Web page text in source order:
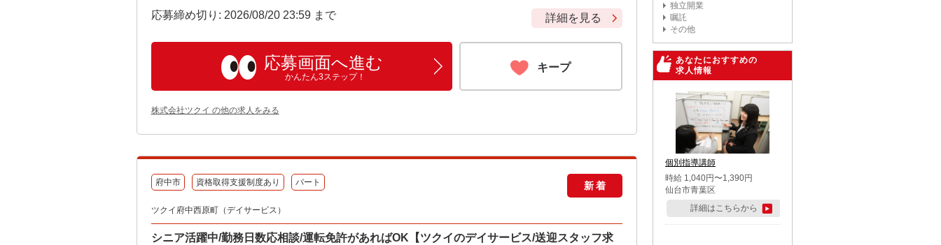
応募締め切り: 2026/08/20 23:59 まで 詳細を見る
応募画面へ進む
かんたん3ステップ！
キープ
株式会社ツクイ の他の求人をみる
府中市 資格取得支援制度あり パート 新着
ツクイ府中西原町（デイサービス）
シニア活躍中/勤務日数応相談/運転免許があればOK【ツクイのデイサービス/送迎スタッフ求
独立開業
嘱託
その他
あなたにおすすめの
求人情報
個別指導講師
時給 1,040円〜1,390円
仙台市青葉区
詳細はこちらから